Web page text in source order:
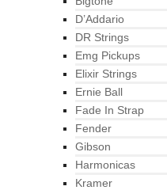
D’Addario
DR Strings
Emg Pickups
Elixir Strings
Ernie Ball
Fade In Strap
Fender
Gibson
Harmonicas
Kramer